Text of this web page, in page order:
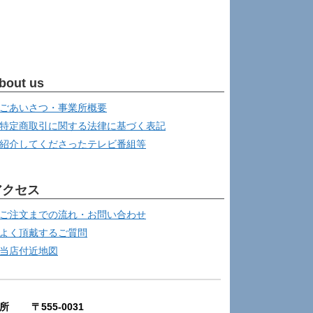
us
ごあいさつ・事業所概要
特定商取引に関する法律に基づく表記
紹介してくださったテレビ番組等
セス
ご注文までの流れ・お問い合わせ
よく頂戴するご質問
当店付近地図
所 〒555-0031